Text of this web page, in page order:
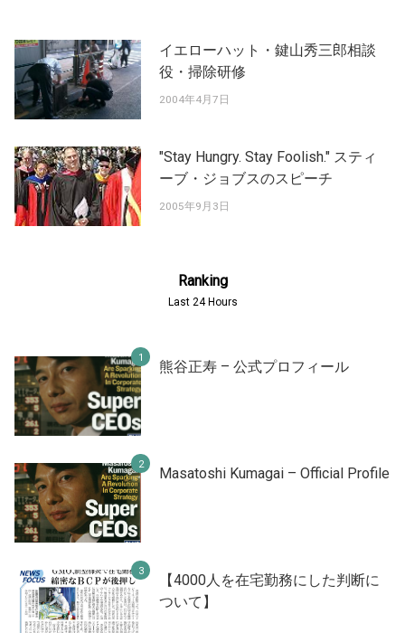
イエローハット・鍵山秀三郎相談
役・掃除研修
2004年4月7日
"Stay Hungry. Stay Foolish." スティ
ーブ・ジョブスのスピーチ
2005年9月3日
Ranking
Last 24 Hours
熊谷正寿 – 公式プロフィール
Masatoshi Kumagai – Official Profile
【4000人を在宅勤務にした判断に
ついて】